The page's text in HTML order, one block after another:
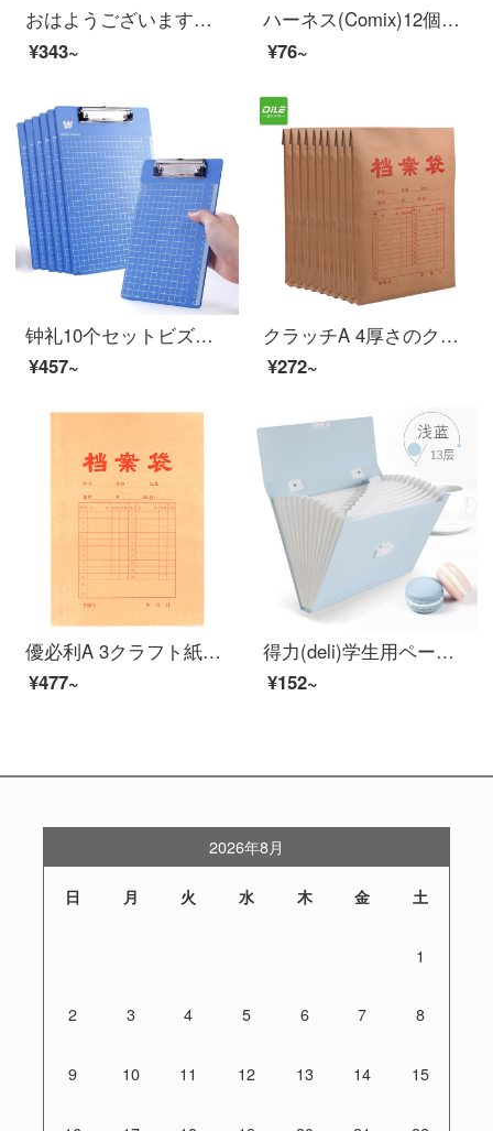
おはようございます。色分け紙索引紙A 4ページ余紙1-12ページ5セットです。
¥343~
ハーネス(Comix)12個入り透明感の強いグリップ/A 4フォルダー/報告書挟EA 10オーディ文房具
¥76~
钟礼10个セットビズネル板挟みa 4ファイル用板紙学生用板紙挟みプラスチック挟みファイル挟みセットメニュー挟み
¥457~
クラッチA 4厚さのクラフト紙の袋200 g側幅2.6 cmの入札書契約書の書類袋50枚はオーフ用品1410枚のみです。
¥272~
優必利A 3クラフト紙の袋の赤い字の厚い書類の資料の袋の25は4 cm底の幅だけを詰めます。
¥477~
得力(deli)学生用ペーパーバックフォルダ多層オルガンバッグA 4収納袋文具オーディ用品裸色制御【A 4-13格】水色
¥152~
2026年8月
日 月 火 水 木 金 土
1
2 3 4 5 6 7 8
9 10 11 12 13 14 15